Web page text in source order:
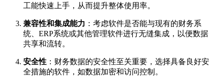
工能快速上手，从而提升整体使用率。
兼容性和集成能力 ：考虑软件是否能与现有的财务系
统、ERP系统或其他管理软件进行无缝集成，以便数据
共享和流转。
安全性 ：财务数据的安全性至关重要，选择具备良好安
全措施的软件，如数据加密和访问控制。